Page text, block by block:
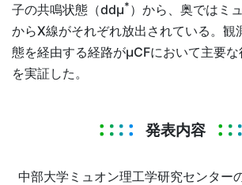
子の共鳴状態（ddµ* ）から、奥ではミ
からX線がそれぞれ放出されている。観
態を経由する経路がµCFにおいて主要な
を実証した。
発表内容
中部大学ミュオン理工学研究センター